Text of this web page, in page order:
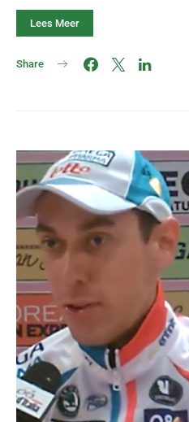
Lees Meer
Share